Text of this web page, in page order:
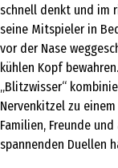
schnell denkt und im
seine Mitspieler in
vor der Nase
kühlen Kopf bewahren.
„Blitzwisser“
Nervenkitzel zu
Familien, Freunde
spannenden Duellen